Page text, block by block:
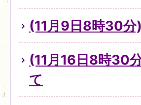
(11月9日8時30分
(11月16日8時30
て